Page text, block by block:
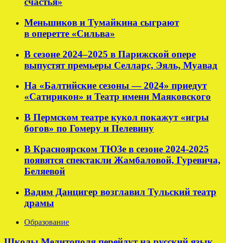
Меньшиков и Тумайкина сыграют
в оперетте «Сильва»
В сезоне 2024–2025 в Парижской опере
выпустят премьеры Селларс, Эяль, Муавад
На «Балтийские сезоны — 2024» приедут
«Сатирикон» и Театр имени Маяковского
В Пермском театре кукол покажут «игры
богов» по Гомеру и Пелевину
В Красноярском ТЮЗе в сезоне 2024-2025
появятся спектакли Жамбаловой, Гуревича,
Беляевой
Вадим Данцигер возглавил Тульский театр
драмы
Образование